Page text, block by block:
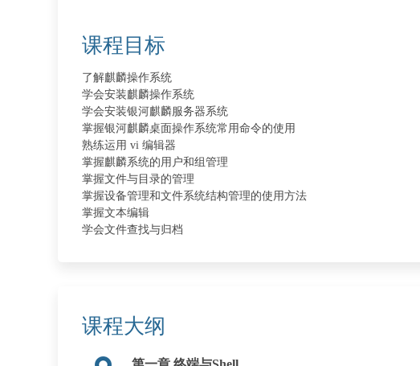
课程目标
了解麒麟操作系统
学会安装麒麟操作系统
学会安装银河麒麟服务器系统
掌握银河麒麟桌面操作系统常用命令的使用
熟练运用 vi 编辑器
掌握麒麟系统的用户和组管理
掌握文件与目录的管理
掌握设备管理和文件系统结构管理的使用方法
掌握文本编辑
学会文件查找与归档
课程大纲